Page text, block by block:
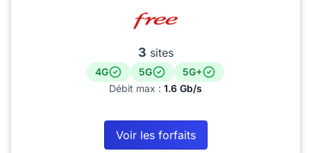
3 sites
4G 5G
5G+
Débit max : 1.6 Gb/s
Voir les forfaits